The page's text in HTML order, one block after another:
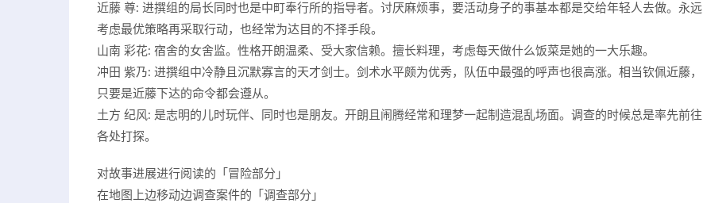
近藤 尊: 进撰组的局长同时也是中町奉行所的指导者。讨厌麻烦事，要活动身子的事基本都是交给年轻人去做。永远
考虑最优策略再采取行动，也经常为达目的不择手段。
山南 彩花: 宿舍的女舍监。性格开朗温柔、受大家信赖。擅长料理，考虑每天做什么饭菜是她的一大乐趣。
冲田 紫乃: 进撰组中冷静且沉默寡言的天才剑士。剑术水平颇为优秀，队伍中最强的呼声也很高涨。相当钦佩近藤，
只要是近藤下达的命令都会遵从。
土方 纪风: 是志明的儿时玩伴、同时也是朋友。开朗且闹腾经常和理梦一起制造混乱场面。调查的时候总是率先前往
各处打探。
对故事进展进行阅读的「冒险部分」
在地图上边移动边调查案件的「调查部分」